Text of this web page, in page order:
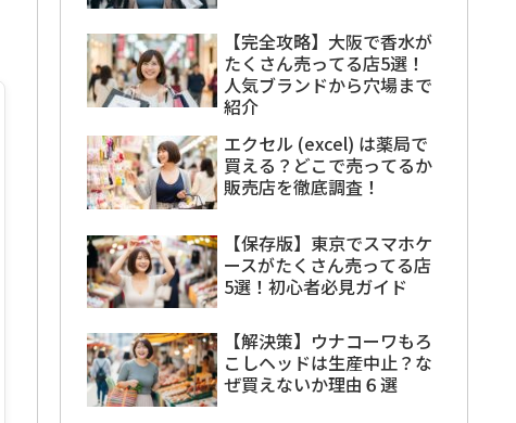
【完全攻略】大阪で香水が
たくさん売ってる店5選！
人気ブランドから穴場まで
紹介
エクセル (excel) は薬局で
買える？どこで売ってるか
販売店を徹底調査！
【保存版】東京でスマホケ
ースがたくさん売ってる店
5選！初心者必見ガイド
【解決策】ウナコーワもろ
こしヘッドは生産中止？な
ぜ買えないか理由６選